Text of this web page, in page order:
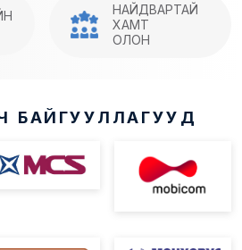
НАЙДВАРТАЙ
ХАМТ
ОЛОН
БАЙГУУЛЛАГУУД